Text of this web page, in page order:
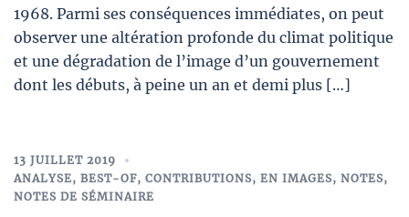
1968. Parmi ses conséquences immédiates, on peut
observer une altération profonde du climat politique
et une dégradation de l’image d’un gouvernement
dont les débuts, à peine un an et demi plus […]
13 JUILLET 2019
ANALYSE, BEST-OF, CONTRIBUTIONS, EN IMAGES, NOTES,
NOTES DE SÉMINAIRE